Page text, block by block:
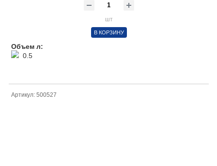
шт
В КОРЗИНУ
Объем л:
0.5
Артикул: 500527